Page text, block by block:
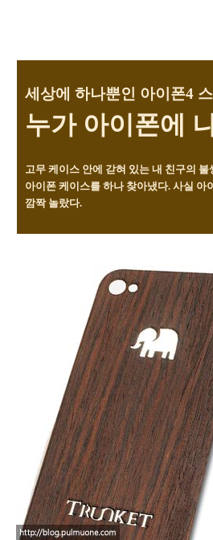
세상에 하나뿐인 아이폰4
누가 아이폰에
고무 케이스 안에 갇혀 있는 내 친구의
아이폰 케이스를 하나 찾아냈다. 사실 아
깜짝 놀랐다.